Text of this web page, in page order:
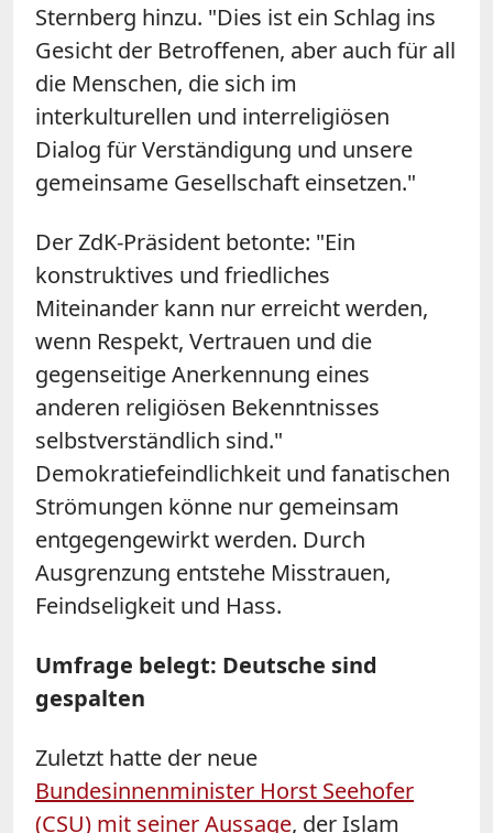
Sternberg hinzu. "Dies ist ein Schlag ins
Gesicht der Betroffenen, aber auch für all
die Menschen, die sich im
interkulturellen und interreligiösen
Dialog für Verständigung und unsere
gemeinsame Gesellschaft einsetzen."
Der ZdK-Präsident betonte: "Ein
konstruktives und friedliches
Miteinander kann nur erreicht werden,
wenn Respekt, Vertrauen und die
gegenseitige Anerkennung eines
anderen religiösen Bekenntnisses
selbstverständlich sind."
Demokratiefeindlichkeit und fanatischen
Strömungen könne nur gemeinsam
entgegengewirkt werden. Durch
Ausgrenzung entstehe Misstrauen,
Feindseligkeit und Hass.
Umfrage belegt: Deutsche sind
gespalten
Zuletzt hatte der neue
Bundesinnenminister Horst Seehofer
(CSU) mit seiner Aussage, der Islam